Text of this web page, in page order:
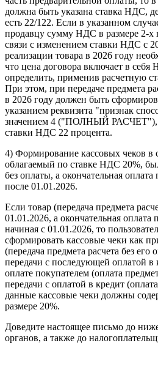
должна быть указана ставка НДС,
есть 22/122. Если в указанном
продавцу сумму НДС в размере 2-х
связи с изменением ставки НДС с
реализации товара в 2026 году
что цена договора включает в
определить, применив расчетную
При этом, при передаче предмета
в 2026 году должен быть
указанием реквизита "признак
значением 4 ("ПОЛНЫЙ РАСЧЕТ"),
ставки НДС 22 процента.
4) Формирование кассовых чеков в
облагаемый по ставке НДС 20%,
без оплаты, а окончательная
после 01.01.2026.
Если товар (передача предмета
01.01.2026, а окончательная оплата
начиная с 01.01.2026, то
сформировать кассовые чеки как
(передача предмета расчета без
передачи с последующей оплатой в
оплате покупателем (оплата
передачи с оплатой в кредит
данные кассовые чеки должны
размере 20%.
Доведите настоящее письмо до
органов, а также до